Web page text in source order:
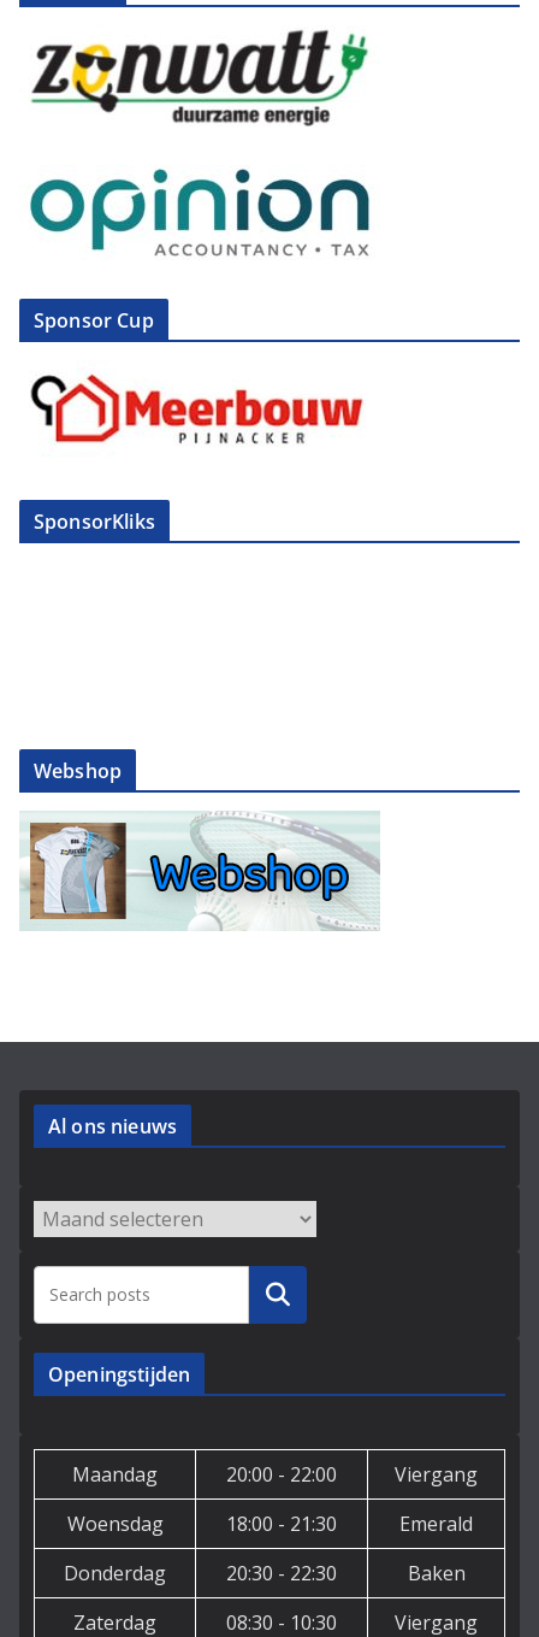
Sponsor Cup
SponsorKliks
Webshop
Al ons nieuws
Archieven
Zoeken
Openingstijden
Maandag 20:00 - 22:00
Viergang
Woensdag
18:00 - 21:30
Emerald
Donderdag
20:30 - 22:30
Baken
Zaterdag
08:30 - 10:30 Viergang